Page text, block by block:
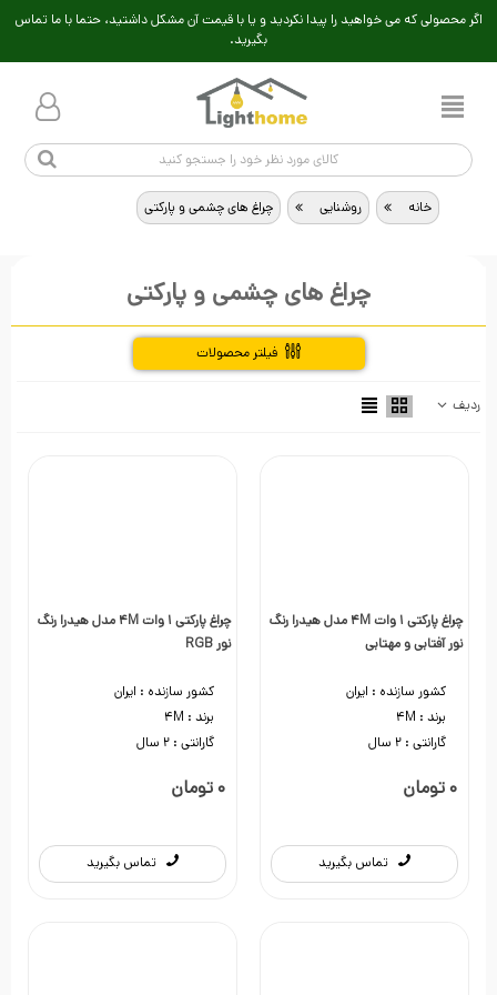
اگر محصولی که می خواهید را پیدا نکردید و یا با قیمت آن مشکل داشتید، حتما با ما تماس
بگیرید.
خانه > روشنایی > چراغ های چشمی و پارکتی
چراغ های چشمی و پارکتی
فیلتر محصولات
ردیف
چراغ پارکتی 1 وات 4M مدل هیدرا رنگ
نور آفتابی و مهتابی
کشور سازنده : ایران
برند : 4M
گارانتی : 2 سال
0 تومان
تماس بگیرید
چراغ پارکتی 1 وات 4M مدل هیدرا رنگ
نور RGB
کشور سازنده : ایران
برند : 4M
گارانتی : 2 سال
0 تومان
تماس بگیرید